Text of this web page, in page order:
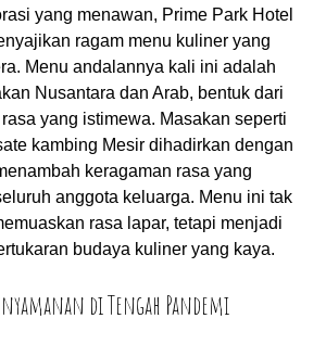
yang menawan, Prime Park Hotel
ragam menu kuliner yang
Menu andalannya kali ini adalah
Nusantara dan Arab, bentuk dari
yang istimewa. Masakan seperti
kambing Mesir dihadirkan dengan
keragaman rasa yang
anggota keluarga. Menu ini tak
rasa lapar, tetapi menjadi
budaya kuliner yang kaya.
di Tengah Pandemi